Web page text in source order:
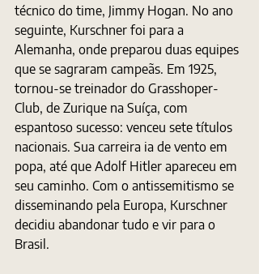
técnico do time, Jimmy Hogan. No ano
seguinte, Kurschner foi para a
Alemanha, onde preparou duas equipes
que se sagraram campeãs. Em 1925,
tornou-se treinador do Grasshoper-
Club, de Zurique na Suíça, com
espantoso sucesso: venceu sete títulos
nacionais. Sua carreira ia de vento em
popa, até que Adolf Hitler apareceu em
seu caminho. Com o antissemitismo se
disseminando pela Europa, Kurschner
decidiu abandonar tudo e vir para o
Brasil.